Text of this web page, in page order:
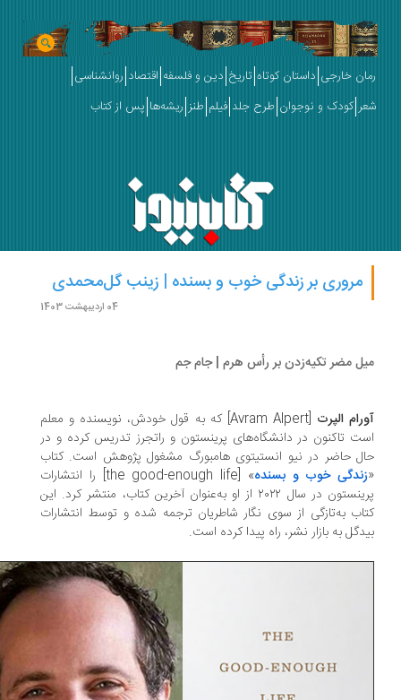
خارجی داستان کوتاه تاریخ دین و فلسفه اقتصاد روانشناسی
کودک و نوجوان طرح جلد فیلم طنز ریشه‌ها پس از کتاب
مروری بر زندگی خوب و بسنده | زینب گل‌محمدی
مضر تکیه‌زدن بر رأس هرم | جام جم
الپرت
[Avram Alpert] که به قول خودش، نویسنده و معلم
تاکنون در دانشگاه‌های پرینستون و راتجرز تدریس کرده و در
حاضر در نیو انستیتوی هامبورگ مشغول پژوهش است. کتاب
زندگی خوب و بسنده
» [the good-enough life] را انتشارات
پرینستون در سال ۲۰۲۲ از او به‌عنوان آخرین کتاب، منتشر کرد. این
به‌تازگی از سوی نگار شاطریان ترجمه شده و توسط انتشارات
به بازار نشر، راه پیدا کرده است.